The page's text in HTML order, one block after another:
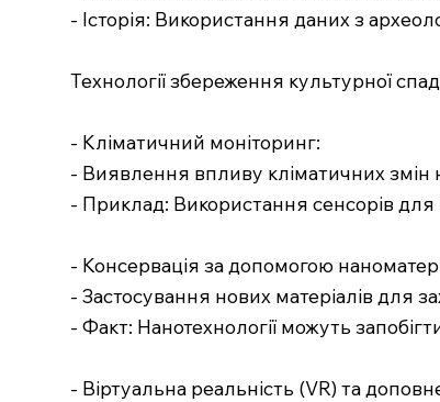
- Історія: Використання даних з
Технології збереження культурної
- Кліматичний моніторинг:
- Виявлення впливу кліматичних змін
- Приклад: Використання сенсорів для
- Консервація за допомогою
- Застосування нових матеріалів для
- Факт: Нанотехнології можуть
- Віртуальна реальність (VR) та